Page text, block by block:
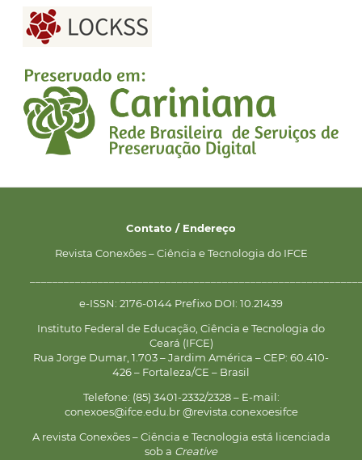
Contato / Endereço
Revista Conexões – Ciência e Tecnologia do IFCE
e-ISSN: 2176-0144 Prefixo DOI: 10.21439
Instituto Federal de Educação, Ciência e Tecnologia do
Ceará (IFCE)
Rua Jorge Dumar, 1.703 – Jardim América – CEP: 60.410-
426 – Fortaleza/CE – Brasil
Telefone: (85) 3401-2332/2328 – E-mail:
conexoes@ifce.edu.br @revista.conexoesifce
A revista Conexões – Ciência e Tecnologia está licenciada
sob a Creative